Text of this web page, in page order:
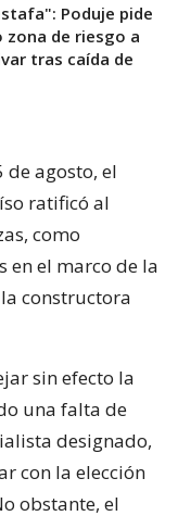
Poduje pide
zona de riesgo a
tras caída de
de agosto, el
ratificó al
como
en el marco de la
constructora
sin efecto la
una falta de
designado,
con la elección
obstante, el